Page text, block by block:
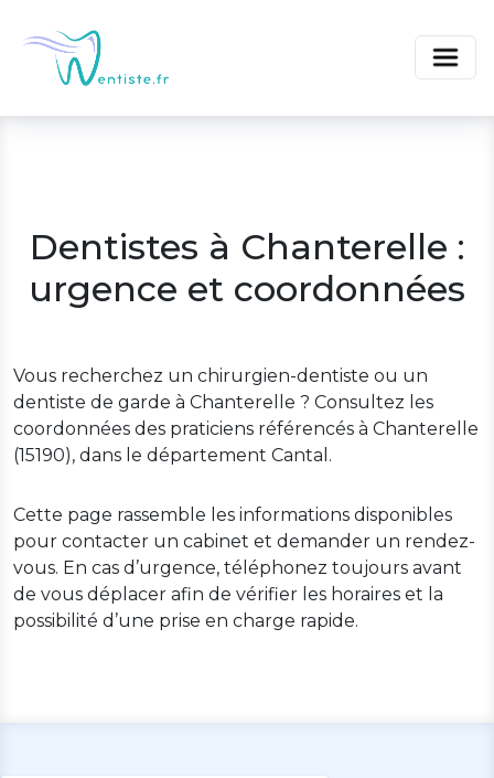
Dentistes à Chanterelle :
urgence et coordonnées
Vous recherchez un chirurgien-dentiste ou un
dentiste de garde à Chanterelle ? Consultez les
coordonnées des praticiens référencés à Chanterelle
(15190), dans le département Cantal.
Cette page rassemble les informations disponibles
pour contacter un cabinet et demander un rendez-
vous. En cas d’urgence, téléphonez toujours avant
de vous déplacer afin de vérifier les horaires et la
possibilité d’une prise en charge rapide.